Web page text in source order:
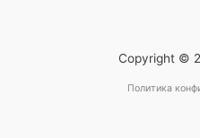
Copyright ©
Политика